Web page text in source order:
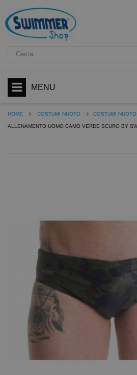
MENU
HOME COSTUMI NUOTO COSTUMI
ALLENAMENTO UOMO CAMO VERDE SCURO BY